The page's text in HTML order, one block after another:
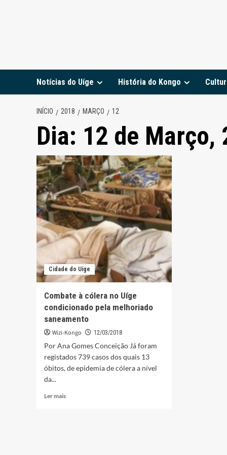
Notícias do Uíge História do Kongo
INÍCIO 2018 MARÇO 12
Dia: 12 de Março,
Cidade do Uíge
Combate à cólera no Uíge
condicionado pela melhoriado
saneamento
Wizi-Kongo 12/03/2018
Por Ana Gomes Conceição Já foram
registados 739 casos dos quais 13
óbitos, de epidemia de cólera a nível
da...
Ler maisLeia